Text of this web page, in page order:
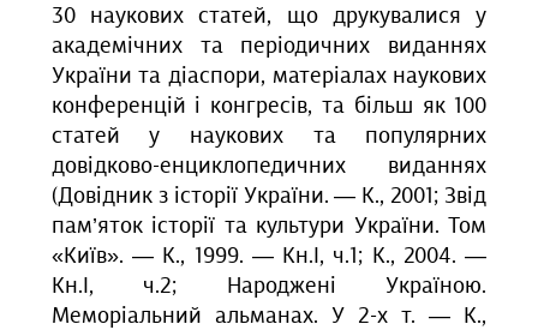
30 наукових статей, що друкувалися у
академічних та періодичних виданнях
України та діаспори, матеріалах наукових
конференцій і конгресів, та більш як 100
статей у наукових та популярних
довідково-енциклопедичних виданнях
(Довідник з історії України. — К., 2001; Звід
пам’яток історії та культури України. Том
«Київ». — К., 1999. — Кн.І, ч.1; К., 2004. —
Кн.І, ч.2; Народжені Україною.
Меморіальний альманах. У 2-х т. — К.,